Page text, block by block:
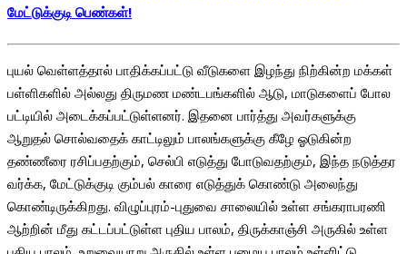
மேட்டுக்குடி பெண்கள்!
புயல் வெள்ளத்தால் பாதிக்கப்பட்டு வீடுகளை இழந்து நிற்கின்ற மக்கள்
பள்ளிகளில் அல்லது திருமண மண்டபங்களில் ஆடு, மாடுகளைப் போல
பட்டியில் அடைக்கப்பட்டுள்ளனர். இதனை பார்த்து அவர்களுக்கு
ஆறுதல் சொல்வதைக் காட்டிலும் பாலங்களுக்கு கீழே ஓடுகின்ற
தண்ணீரை ரசிப்பதற்கும், செல்பி எடுத்து போடுவதற்கும், இந்த நடுத்தர
வர்க்க, மேட்டுக்குடி கும்பல் காரை எடுத்துக் கொண்டு அலைந்து
கொண்டிருக்கிறது. விழுப்புரம்-புதுவை சாலையில் உள்ள சங்கராபரணி
ஆற்றின் மீது கட்டப்பட்டுள்ள புதிய பாலம், திருக்காஞ்சி அருகில் உள்ள